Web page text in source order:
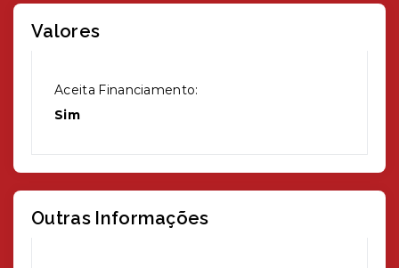
Valores
Aceita Financiamento:
Sim
Outras Informações